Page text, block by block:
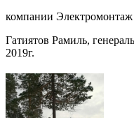
компании Электромонтаж
Гатиятов Рамиль,
2019г.